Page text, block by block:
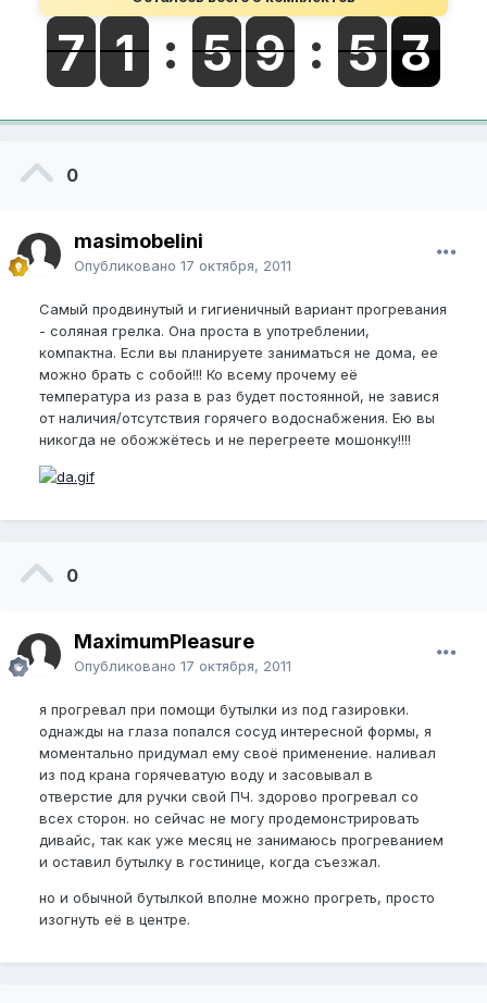
0
masimobelini
Опубликовано 17 октября, 2011
Самый продвинутый и гигиеничный вариант прогревания
- соляная грелка. Она проста в употреблении,
компактна. Если вы планируете заниматься не дома, ее
можно брать с собой!!! Ко всему прочему её
температура из раза в раз будет постоянной, не завися
от наличия/отсутствия горячего водоснабжения. Ею вы
никогда не обожжётесь и не перегреете мошонку!!!!
0
MaximumPleasure
Опубликовано 17 октября, 2011
я прогревал при помощи бутылки из под газировки.
однажды на глаза попался сосуд интересной формы, я
моментально придумал ему своё применение. наливал
из под крана горячеватую воду и засовывал в
отверстие для ручки свой ПЧ. здорово прогревал со
всех сторон. но сейчас не могу продемонстрировать
дивайс, так как уже месяц не занимаюсь прогреванием
и оставил бутылку в гостинице, когда съезжал.
но и обычной бутылкой вполне можно прогреть, просто
изогнуть её в центре.